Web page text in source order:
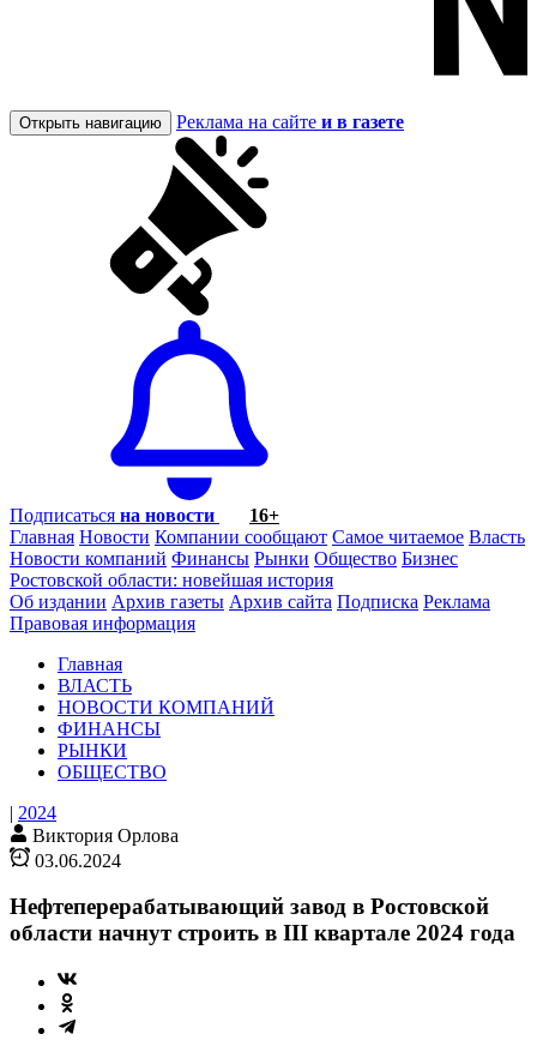
Открыть навигацию Реклама на сайте и в газете
Подписаться на новости
16+
Главная Новости Компании сообщают Самое читаемое Власть
Новости компаний Финансы Рынки Общество Бизнес
Ростовской области: новейшая история
Об издании Архив газеты Архив сайта Подписка Реклама
Правовая информация
Главная
ВЛАСТЬ
НОВОСТИ КОМПАНИЙ
ФИНАНСЫ
РЫНКИ
ОБЩЕСТВО
| 2024
Виктория Орлова
03.06.2024
Нефтеперерабатывающий завод в Ростовской
области начнут строить в III квартале 2024 года